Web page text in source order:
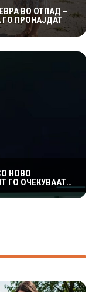
ВО ОТПАД –
ПРОНАЈДАТ
НОВО
ГО ОЧЕКУВААТ